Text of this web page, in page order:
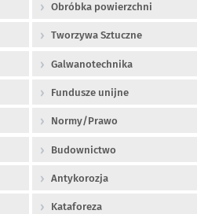
Obróbka powierzchni
Tworzywa Sztuczne
Galwanotechnika
Fundusze unijne
Normy/Prawo
Budownictwo
Antykorozja
Kataforeza